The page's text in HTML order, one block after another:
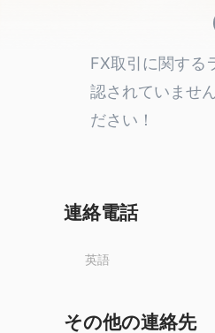
6
7
9
4
5
9
FX取引に関する
認されていませ
ださい！
連絡電話
英語
その他の連絡先